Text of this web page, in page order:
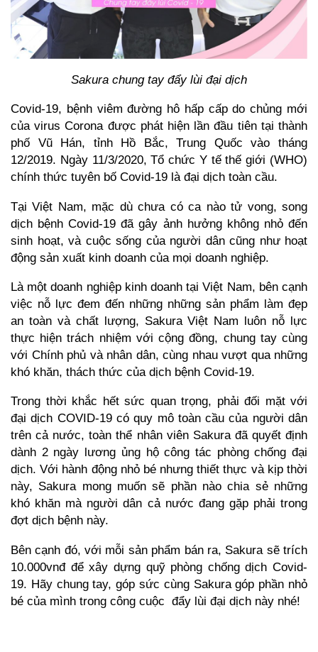
Sakura chung tay đẩy lùi đại dịch
Covid-19, bệnh viêm đường hô hấp cấp do chủng mới
của virus Corona được phát hiện lần đầu tiên tại thành
phố Vũ Hán, tỉnh Hồ Bắc, Trung Quốc vào tháng
12/2019. Ngày 11/3/2020, Tổ chức Y tế thế giới (WHO)
chính thức tuyên bố Covid-19 là đại dịch toàn cầu.
Tại Việt Nam, mặc dù chưa có ca nào tử vong, song
dịch bệnh Covid-19 đã gây ảnh hưởng không nhỏ đến
sinh hoạt, và cuộc sống của người dân cũng như hoạt
động sản xuất kinh doanh của mọi doanh nghiệp.
Là một doanh nghiệp kinh doanh tại Việt Nam, bên cạnh
việc nỗ lực đem đến những những sản phẩm làm đẹp
an toàn và chất lượng, Sakura Việt Nam luôn nỗ lực
thực hiện trách nhiệm với cộng đồng, chung tay cùng
với Chính phủ và nhân dân, cùng nhau vượt qua những
khó khăn, thách thức của dịch bệnh Covid-19.
Trong thời khắc hết sức quan trọng, phải đối mặt với
đại dịch COVID-19 có quy mô toàn cầu của người dân
trên cả nước, toàn thể nhân viên Sakura đã quyết định
dành 2 ngày lương ủng hộ công tác phòng chống đại
dịch. Với hành động nhỏ bé nhưng thiết thực và kịp thời
này, Sakura mong muốn sẽ phần nào chia sẻ những
khó khăn mà người dân cả nước đang gặp phải trong
đợt dịch bệnh này.
Bên cạnh đó, với mỗi sản phẩm bán ra, Sakura sẽ trích
10.000vnđ để xây dựng quỹ phòng chống dịch Covid-
19. Hãy chung tay, góp sức cùng Sakura góp phần nhỏ
bé của mình trong công cuộc đẩy lùi đại dịch này nhé!